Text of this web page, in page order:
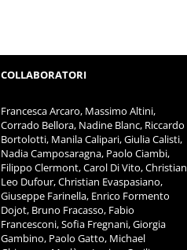
COLLABORATORI
Francesca Arcaro, Massimo Altini,
Corrado Bellora, Nadine Blanc, Riccardo
Bortolotti, Manila Calipari, Giulia Calisti,
Nadia Camposaragna, Paolo Ciambi,
Filippo Clermont, Carol Di Vito, Christian
Leo Dufour, Christian Evaspasiano,
Giuseppe Farinella, Enrico Formento
Dojot, Bruno Fracasso, Fabio
Francesconi, Sofia Fregnani, Giorgia
Gambino, Paolo Gatto, Michael